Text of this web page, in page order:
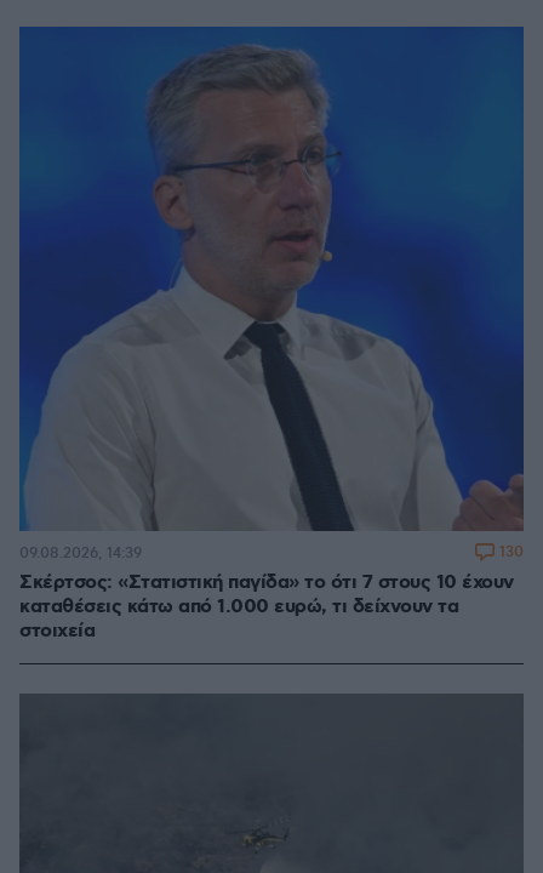
Σκέρτσος: «Στατιστική παγίδα» το ότι 7 στους 10 έχουν
καταθέσεις κάτω από 1.000 ευρώ, τι δείχνουν τα
στοιχεία
09.08.2026, 14:39 130